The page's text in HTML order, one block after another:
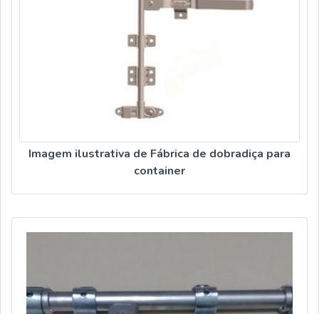
Imagem ilustrativa de Fábrica de dobradiça para
container